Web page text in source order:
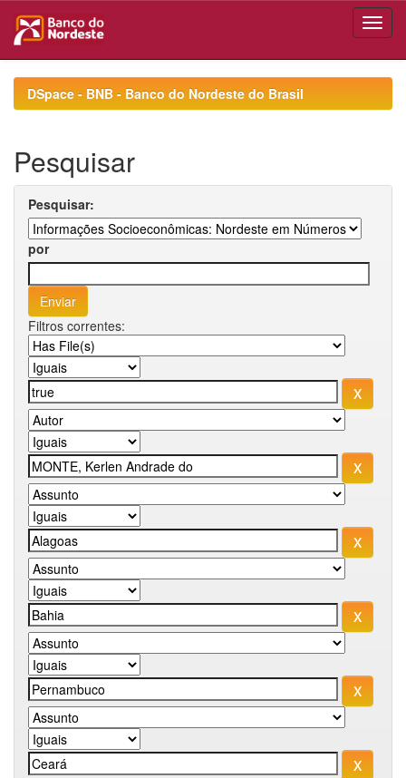
navigationDSpace - BNB - Banco do Nordeste do Brasil
Pesquisar
Pesquisar:
por
Filtros correntes: